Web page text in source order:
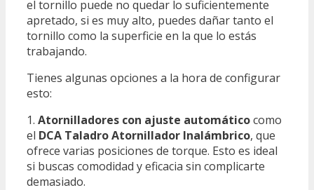
el tornillo puede no quedar lo suficientemente
apretado, si es muy alto, puedes dañar tanto el
tornillo como la superficie en la que lo estás
trabajando.
Tienes algunas opciones a la hora de configurar
esto:
1. Atornilladores con ajuste automáticocomo
el DCA Taladro Atornillador Inalámbrico, que
ofrece varias posiciones de torque. Esto es ideal
si buscas comodidad y eficacia sin complicarte
demasiado.